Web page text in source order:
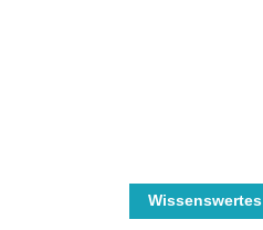
Wissenswertes